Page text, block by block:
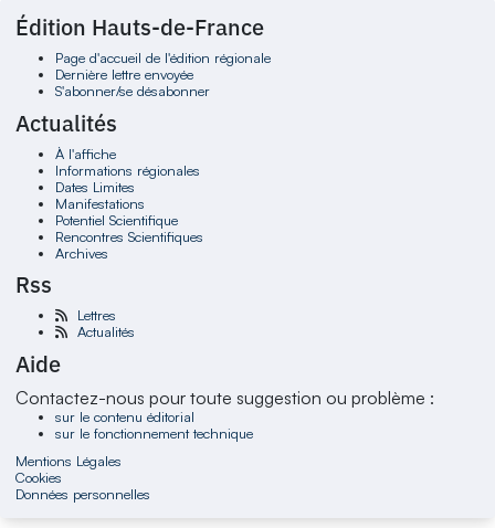
Édition Hauts-de-France
Page d'accueil de l'édition régionale
Dernière lettre envoyée
S'abonner/se désabonner
Actualités
À l'affiche
Informations régionales
Dates Limites
Manifestations
Potentiel Scientifique
Rencontres Scientifiques
Archives
Rss
Lettres
Actualités
Aide
Contactez-nous pour toute suggestion ou problème :
sur le contenu éditorial
sur le fonctionnement technique
Mentions Légales
Cookies
Données personnelles